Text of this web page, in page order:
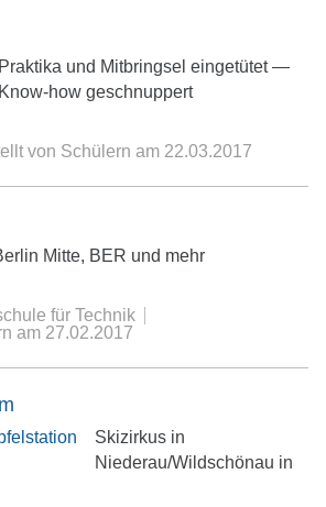
Praktika und Mitbringsel eingetütet —
Know-how geschnuppert
von Schülern am 22.03.2017
Mitte, BER und mehr
für Technik
am 27.02.2017
Skizirkus in
Niederau/Wildschönau in